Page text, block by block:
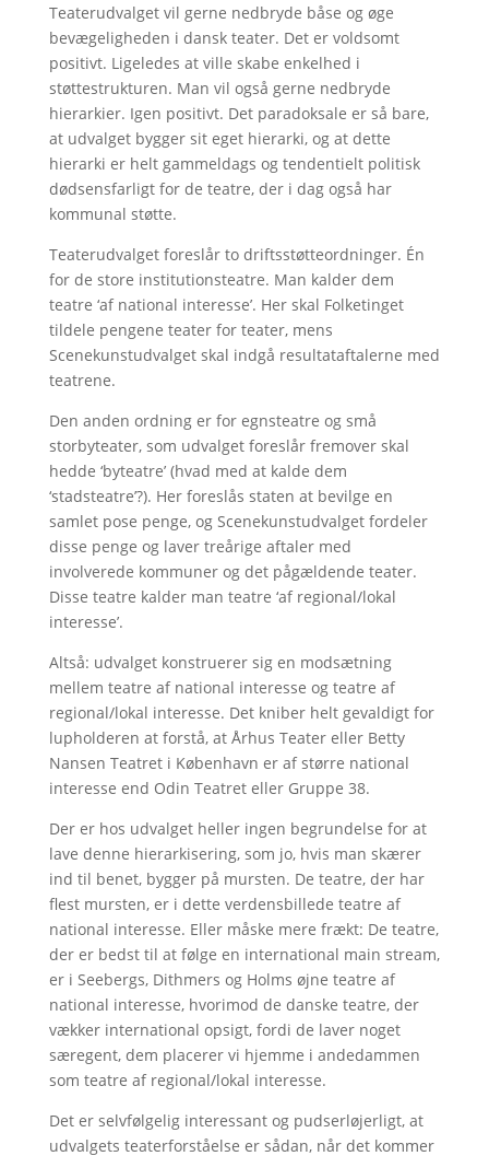
Teaterudvalget vil gerne nedbryde båse og øge
bevægeligheden i dansk teater. Det er voldsomt
positivt. Ligeledes at ville skabe enkelhed i
støttestrukturen. Man vil også gerne nedbryde
hierarkier. Igen positivt. Det paradoksale er så bare,
at udvalget bygger sit eget hierarki, og at dette
hierarki er helt gammeldags og tendentielt politisk
dødsensfarligt for de teatre, der i dag også har
kommunal støtte.
Teaterudvalget foreslår to driftsstøtteordninger. Én
for de store institutionsteatre. Man kalder dem
teatre ‘af national interesse’. Her skal Folketinget
tildele pengene teater for teater, mens
Scenekunstudvalget skal indgå resultataftalerne med
teatrene.
Den anden ordning er for egnsteatre og små
storbyteater, som udvalget foreslår fremover skal
hedde ‘byteatre’ (hvad med at kalde dem
‘stadsteatre’?). Her foreslås staten at bevilge en
samlet pose penge, og Scenekunstudvalget fordeler
disse penge og laver treårige aftaler med
involverede kommuner og det pågældende teater.
Disse teatre kalder man teatre ‘af regional/lokal
interesse’.
Altså: udvalget konstruerer sig en modsætning
mellem teatre af national interesse og teatre af
regional/lokal interesse. Det kniber helt gevaldigt for
lupholderen at forstå, at Århus Teater eller Betty
Nansen Teatret i København er af større national
interesse end Odin Teatret eller Gruppe 38.
Der er hos udvalget heller ingen begrundelse for at
lave denne hierarkisering, som jo, hvis man skærer
ind til benet, bygger på mursten. De teatre, der har
flest mursten, er i dette verdensbillede teatre af
national interesse. Eller måske mere frækt: De teatre,
der er bedst til at følge en international main stream,
er i Seebergs, Dithmers og Holms øjne teatre af
national interesse, hvorimod de danske teatre, der
vækker international opsigt, fordi de laver noget
særegent, dem placerer vi hjemme i andedammen
som teatre af regional/lokal interesse.
Det er selvfølgelig interessant og pudserløjerligt, at
udvalgets teaterforståelse er sådan, når det kommer